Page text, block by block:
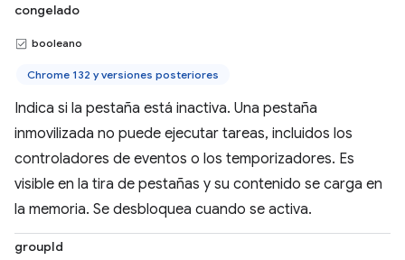
congelado
booleano
Chrome 132 y versiones posteriores
Indica si la pestaña está inactiva. Una pestaña
inmovilizada no puede ejecutar tareas, incluidos los
controladores de eventos o los temporizadores. Es
visible en la tira de pestañas y su contenido se carga en
la memoria. Se desbloquea cuando se activa.
groupId